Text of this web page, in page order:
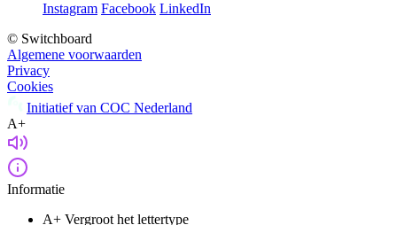
Instagram Facebook LinkedIn
© Switchboard
Algemene voorwaarden
Privacy
Cookies
Initiatief van COC Nederland
A+
Informatie
A+ Vergroot het lettertype